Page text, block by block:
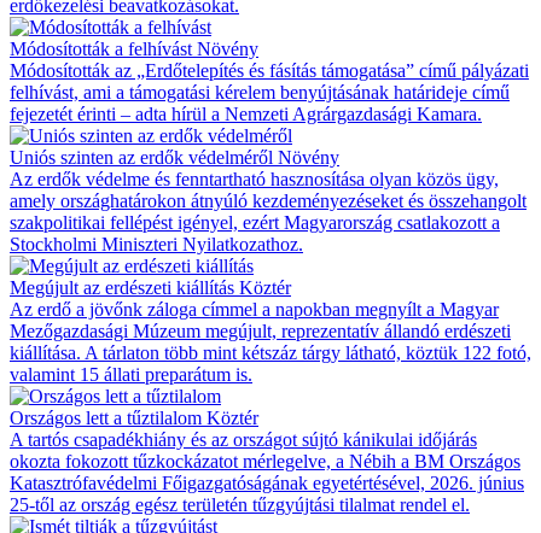
erdőkezelési beavatkozásokat.
Módosították a felhívást Növény
Módosították az „Erdőtelepítés és fásítás támogatása” című pályázati
felhívást, ami a támogatási kérelem benyújtásának határideje című
fejezetét érinti – adta hírül a Nemzeti Agrárgazdasági Kamara.
Uniós szinten az erdők védelméről Növény
Az erdők védelme és fenntartható hasznosítása olyan közös ügy,
amely országhatárokon átnyúló kezdeményezéseket és összehangolt
szakpolitikai fellépést igényel, ezért Magyarország csatlakozott a
Stockholmi Miniszteri Nyilatkozathoz.
Megújult az erdészeti kiállítás Köztér
Az erdő a jövőnk záloga címmel a napokban megnyílt a Magyar
Mezőgazdasági Múzeum megújult, reprezentatív állandó erdészeti
kiállítása. A tárlaton több mint kétszáz tárgy látható, köztük 122 fotó,
valamint 15 állati preparátum is.
Országos lett a tűztilalom Köztér
A tartós csapadékhiány és az országot sújtó kánikulai időjárás
okozta fokozott tűzkockázatot mérlegelve, a Nébih a BM Országos
Katasztrófavédelmi Főigazgatóságának egyetértésével, 2026. június
25-től az ország egész területén tűzgyújtási tilalmat rendel el.